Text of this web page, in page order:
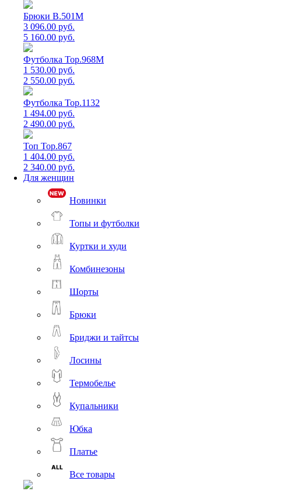
Брюки B.501M
3 096.00 руб.
5 160.00 руб.
Футболка Top.968M
1 530.00 руб.
2 550.00 руб.
Футболка Top.1132
1 494.00 руб.
2 490.00 руб.
Топ Top.867
1 404.00 руб.
2 340.00 руб.
Для женщин
Новинки
Топы и футболки
Куртки и худи
Комбинезоны
Шорты
Брюки
Бриджи и тайтсы
Лосины
Термобелье
Купальники
Юбка
Платье
Все товары